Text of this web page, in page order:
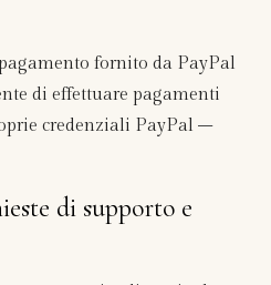
fornito da PayPal
di effettuare pagamenti
credenziali PayPal –
di supporto e